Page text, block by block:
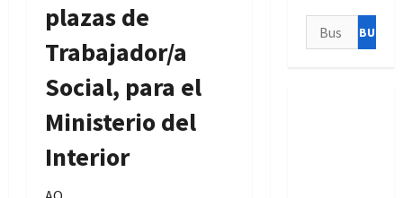
plazas de
Trabajador/a
Social, para el
Ministerio del
Interior
Buscar: